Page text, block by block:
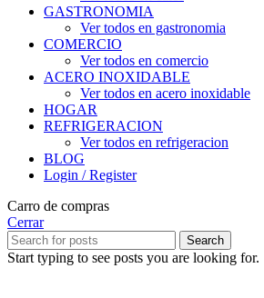
GASTRONOMIA
Ver todos en gastronomia
COMERCIO
Ver todos en comercio
ACERO INOXIDABLE
Ver todos en acero inoxidable
HOGAR
REFRIGERACION
Ver todos en refrigeracion
BLOG
Login / Register
Carro de compras
Cerrar
Search
Start typing to see posts you are looking for.